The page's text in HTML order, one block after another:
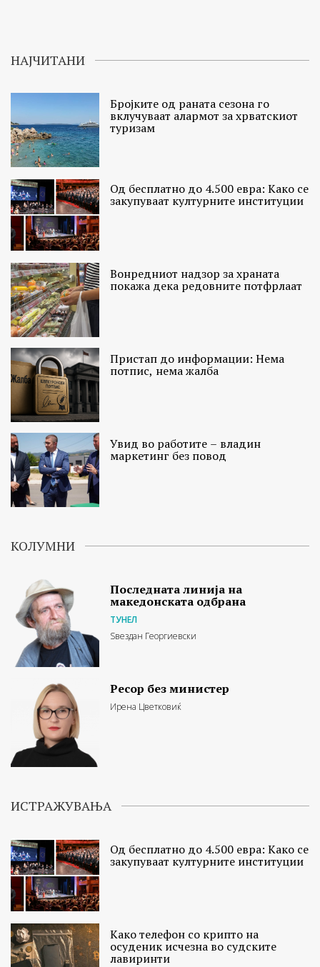
НАЈЧИТАНИ
Бројките од раната сезона го
вклучуваат алармот за хрватскиот
туризам
Од бесплатно до 4.500 евра: Како се
закупуваат културните институции
Вонредниот надзор за храната
покажа дека редовните потфрлаат
Пристап до информации: Нема
потпис, нема жалба
Увид во работите – владин
маркетинг без повод
КОЛУМНИ
Последната линија на
македонската одбрана
ТУНЕЛ
Ѕвездан Георгиевски
Ресор без министер
Ирена Цветковиќ
ИСТРАЖУВАЊА
Од бесплатно до 4.500 евра: Како се
закупуваат културните институции
Како телефон со крипто на
осуденик исчезна во судските
лавиринти